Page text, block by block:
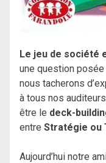
Le jeu de société
une question
nous tacherons
à tous nos
être le deck-
entre Stratégie ou
Aujourd’hui notre